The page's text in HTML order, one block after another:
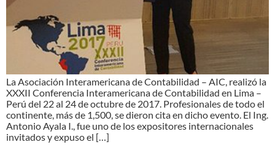
La Asociación Interamericana de Contabilidad – AIC, realizó la
XXXII Conferencia Interamericana de Contabilidad en Lima –
Perú del 22 al 24 de octubre de 2017. Profesionales de todo el
continente, más de 1,500, se dieron cita en dicho evento. El Ing.
Antonio Ayala I., fue uno de los expositores internacionales
invitados y expuso el […]